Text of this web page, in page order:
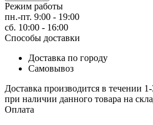
Режим работы
пн.-пт. 9:00 - 19:00
сб. 10:00 - 16:00
Способы доставки
Доставка по городу
Самовывоз
Доставка производится в течении
при наличии данного товара на
Оплата